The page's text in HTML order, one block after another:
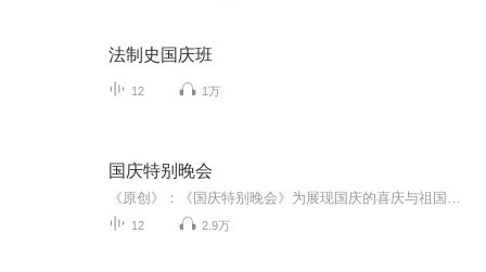
法制史国庆班
12 1万
国庆特别晚会
12 2.9万